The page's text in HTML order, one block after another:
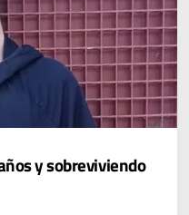
y sobreviviendo